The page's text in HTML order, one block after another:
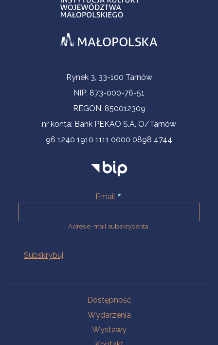
Informacje kontaktoweRynek 3, 33-100 Tarnów
NIP: 873-000-76-51
REGON: 850012309
nr konta: Bank PEKAO S.A. O/Tarnów
96 1240 1910 1111 0000 0898 4744
Email
Adres e-mail subskrybenta.
Dostępność
Wydarzenia
Wystawy